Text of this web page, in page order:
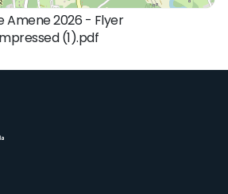
Amene 2026 - Flyer
(1).pdf